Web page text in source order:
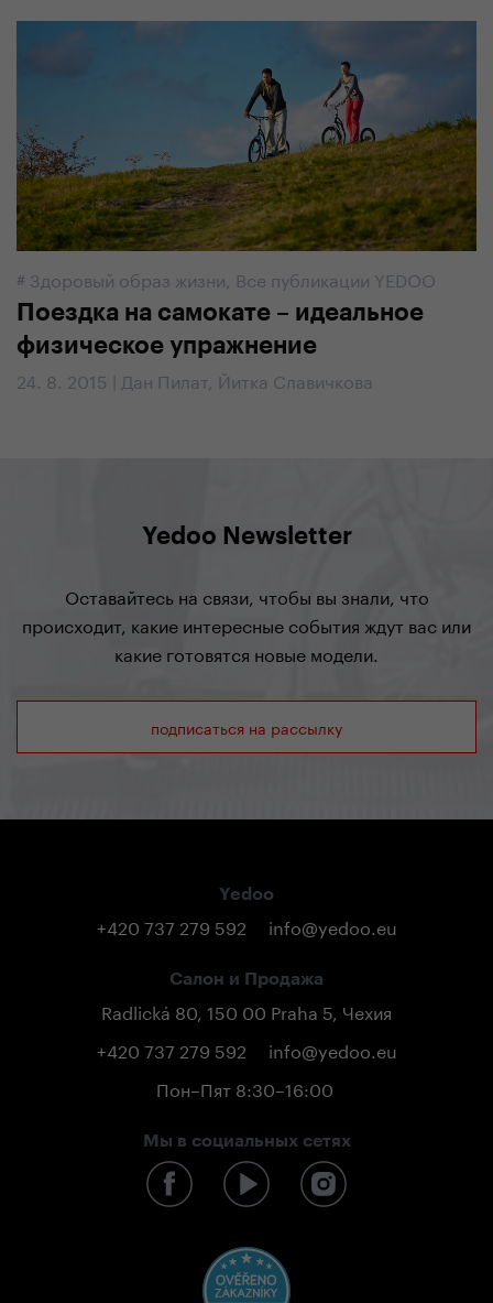
# Здоровый образ жизни, Все публикации YEDOO
Поездка на самокате – идеальное
физическое упражнение
24. 8. 2015 | Дан Пилат, Йитка Славичкова
Yedoo Newsletter
Оставайтесь на связи, чтобы вы знали, что
происходит, какие интересные события ждут вас или
какие готовятся новые модели.
подписаться на рассылку
Yedoo
+420 737 279 592 info@yedoo.eu
Салон и Продажа
Radlická 80, 150 00 Praha 5, Чехия
+420 737 279 592
info@yedoo.eu
Пон–Пят 8:30–16:00
Мы в социальных сетях